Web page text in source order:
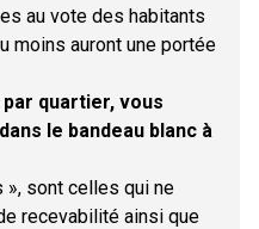
au vote des habitants
moins auront une portée
quartier, vous
le bandeau blanc à
», sont celles qui ne
recevabilité ainsi que